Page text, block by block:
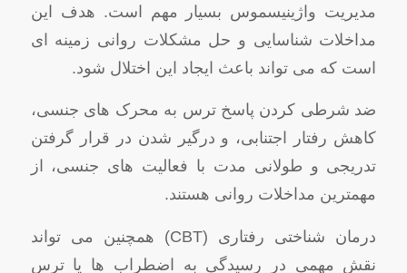
مدیریت واژینیسموس بسیار مهم است. هدف این
مداخلات شناسایی و حل مشکلات روانی زمینه ای
است که می تواند باعث ایجاد این اختلال شود.
ضد شرطی کردن پاسخ ترس به محرک های جنسی،
کاهش رفتار اجتنابی، و درگیر شدن در قرار گرفتن
تدریجی و طولانی مدت با فعالیت های جنسی، از
مهمترین مداخلات روانی هستند.
درمان شناختی رفتاری (CBT) همچنین می تواند
نقش مهمی در رسیدگی به اضطراب ها یا ترس